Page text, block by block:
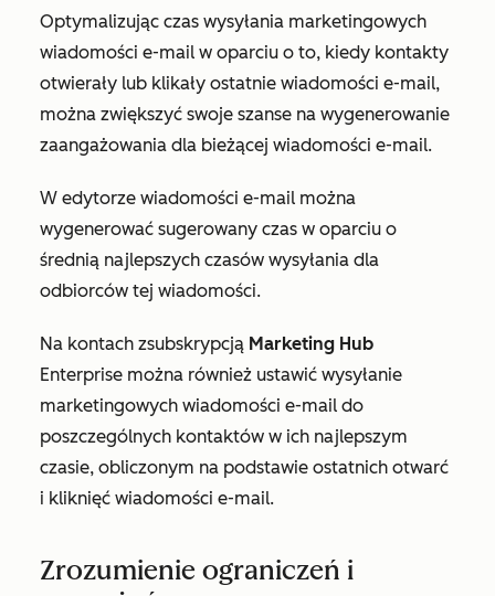
Optymalizując czas wysyłania marketingowych
wiadomości e-mail w oparciu o to, kiedy kontakty
otwierały lub klikały ostatnie wiadomości e-mail,
można zwiększyć swoje szanse na wygenerowanie
zaangażowania dla bieżącej wiadomości e-mail.
W edytorze wiadomości e-mail można
wygenerować sugerowany czas w oparciu o
średnią najlepszych czasów wysyłania dla
odbiorców tej wiadomości.
Na kontach zsubskrypcją Marketing Hub
Enterprise można również ustawić wysyłanie
marketingowych wiadomości e-mail do
poszczególnych kontaktów w ich najlepszym
czasie, obliczonym na podstawie ostatnich otwarć
i kliknięć wiadomości e-mail.
Zrozumienie ograniczeń i